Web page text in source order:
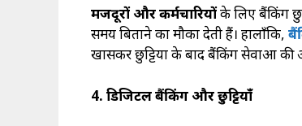
मजदूरों और कर्मचारियोंके लिए बैंकिंग
समय बिताने का मौका देती हैं। हालाँकि,
खासकर छुट्टियों के बाद बैंकिंग सेवाओं की
4. डिजिटल बैंकिंग और छुट्टियाँ